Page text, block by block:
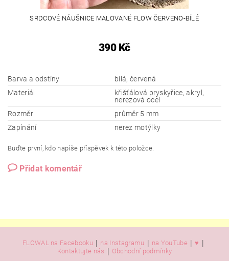
SRDCOVÉ NÁUŠNICE MALOVANÉ FLOW ČERVENO-BÍLÉ
390 Kč
Barva a odstíny
bílá, červená
Materiál
křišťálová pryskyřice, akryl,
nerezová ocel
Rozměr
průměr 5 mm
Zapínání
nerez motýlky
Buďte první, kdo napíše příspěvek k této položce.
Přidat komentář
FLOWAL na Facebooku na Instagramu na YouTube ♥️
Kontaktujte nás Obchodní podmínky